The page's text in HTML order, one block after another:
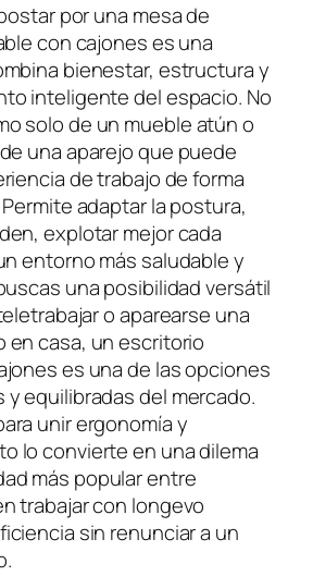
por una mesa de
con cajones es una
bienestar, estructura y
inteligente del espacio. No
solo de un mueble atún o
una aparejo que puede
de trabajo de forma
adaptar la postura,
explotar mejor cada
entorno más saludable y
una posibilidad versátil
o aparearse una
en casa, un escritorio
es una de las opciones
y equilibradas del mercado.
unir ergonomía y
lo convierte en una dilema
más popular entre
trabajar con longevo
sin renunciar a un